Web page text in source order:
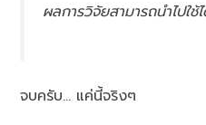
ผลการวิจัยสามารถนำไปใช้
จบครับ… แค่นี้จริงๆ